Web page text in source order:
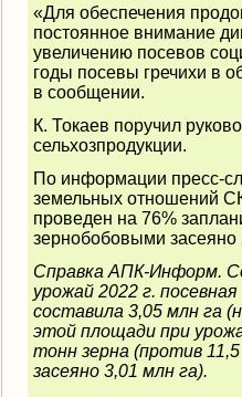
«Для обеспечения
постоянное внимание
увеличению посевов
годы посевы гречихи в
в сообщении.
К. Токаев поручил
сельхозпродукции.
По информации пресс-
земельных отношений
проведен на 76%
зернобобовыми
Справка АПК-Информ.
урожай 2022 г.
составила 3,05 млн га
этой площади при
тонн зерна (против
засеяно 3,01 млн га).